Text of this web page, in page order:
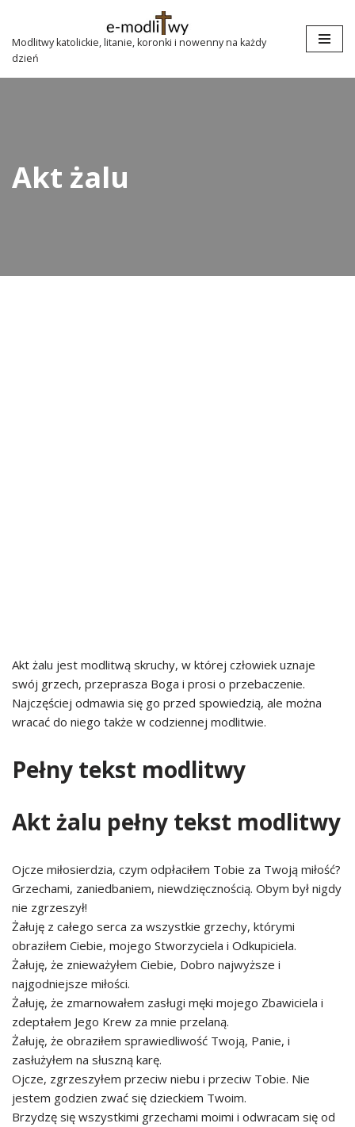
Przejdź
do
treści
Modlitwy katolickie, litanie, koronki i nowenny na każdy
dzień
Akt żalu
Akt żalu jest modlitwą skruchy, w której człowiek uznaje
swój grzech, przeprasza Boga i prosi o przebaczenie.
Najczęściej odmawia się go przed spowiedzią, ale można
wracać do niego także w codziennej modlitwie.
Pełny tekst modlitwy
Akt żalu pełny tekst modlitwy
Ojcze miłosierdzia, czym odpłaciłem Tobie za Twoją miłość?
Grzechami, zaniedbaniem, niewdzięcznością. Obym był nigdy
nie zgrzeszył!
Żałuję z całego serca za wszystkie grzechy, którymi
obraziłem Ciebie, mojego Stworzyciela i Odkupiciela.
Żałuję, że znieważyłem Ciebie, Dobro najwyższe i
najgodniejsze miłości.
Żałuję, że zmarnowałem zasługi męki mojego Zbawiciela i
zdeptałem Jego Krew za mnie przelaną.
Żałuję, że obraziłem sprawiedliwość Twoją, Panie, i
zasłużyłem na słuszną karę.
Ojcze, zgrzeszyłem przeciw niebu i przeciw Tobie. Nie
jestem godzien zwać się dzieckiem Twoim.
Brzydzę się wszystkimi grzechami moimi i odwracam się od